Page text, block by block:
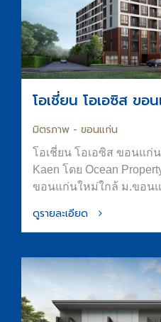
โอเชี่ยน โอเอซิส ขอ
มิตรภาพ - ขอนแก่น
โอเชี่ยน โอเอซิส ขอนแก่น
Kaen โดย Ocean
ขอนแก่นใหม่ใกล้ ม.ขอน
พื้นที่อยู่อาศัยที่สงบ ร่มรื่น
ฟิตเนส และ Co-Working
ทำเลใจกลางเมืองขอนแ
ดูรายละเอียด